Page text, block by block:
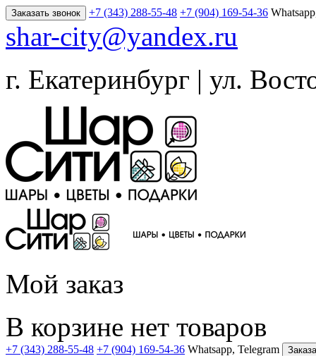
Заказать звонок +7 (343) 288-55-48 +7 (904) 169-54-36
shar-city@yandex.ru
г. Екатеринбург | ул.
Мой заказ
В корзине нет товаров
+7 (343) 288-55-48 +7 (904) 169-54-36 Whatsapp, Telegram